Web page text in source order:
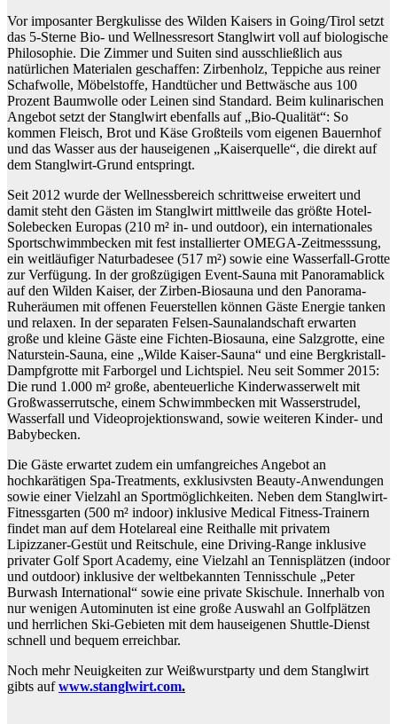
Vor imposanter Bergkulisse des Wilden Kaisers in Going/Tirol setzt
das 5-Sterne Bio- und Wellnessresort Stanglwirt voll auf biologische
Philosophie. Die Zimmer und Suiten sind ausschließlich aus
natürlichen Materialen geschaffen: Zirbenholz, Teppiche aus reiner
Schafwolle, Möbelstoffe, Handtücher und Bettwäsche aus 100
Prozent Baumwolle oder Leinen sind Standard. Beim kulinarischen
Angebot setzt der Stanglwirt ebenfalls auf „Bio-Qualität“: So
kommen Fleisch, Brot und Käse Großteils vom eigenen Bauernhof
und das Wasser aus der hauseigenen „Kaiserquelle“, die direkt auf
dem Stanglwirt-Grund entspringt.
Seit 2012 wurde der Wellnessbereich schrittweise erweitert und
damit steht den Gästen im Stanglwirt mittlweile das größte Hotel-
Solebecken Europas (210 m² in- und outdoor), ein internationales
Sportschwimmbecken mit fest installierter OMEGA-Zeitmesssung,
ein weitläufiger Naturbadesee (517 m²) sowie eine Wasserfall-Grotte
zur Verfügung. In der großzügigen Event-Sauna mit Panoramablick
auf den Wilden Kaiser, der Zirben-Biosauna und den Panorama-
Ruheräumen mit offenen Feuerstellen können Gäste Energie tanken
und relaxen. In der separaten Felsen-Saunalandschaft erwarten
große und kleine Gäste eine Fichten-Biosauna, eine Salzgrotte, eine
Naturstein-Sauna, eine „Wilde Kaiser-Sauna“ und eine Bergkristall-
Dampfgrotte mit Farborgel und Lichtspiel. Neu seit Sommer 2015:
Die rund 1.000 m² große, abenteuerliche Kinderwasserwelt mit
Großwasserrutsche, einem Schwimmbecken mit Wasserstrudel,
Wasserfall und Videoprojektionswand, sowie weiteren Kinder- und
Babybecken.
Die Gäste erwartet zudem ein umfangreiches Angebot an
hochkarätigen Spa-Treatments, exklusivsten Beauty-Anwendungen
sowie einer Vielzahl an Sportmöglichkeiten. Neben dem Stanglwirt-
Fitnessgarten (500 m² indoor) inklusive Medical Fitness-Trainern
findet man auf dem Hotelareal eine Reithalle mit privatem
Lipizzaner-Gestüt und Reitschule, eine Driving-Range inklusive
privater Golf Sport Academy, eine Vielzahl an Tennisplätzen (indoor
und outdoor) inklusive der weltbekannten Tennisschule „Peter
Burwash International“ sowie eine private Skischule. Innerhalb von
nur wenigen Autominuten ist eine große Auswahl an Golfplätzen
und herrlichen Ski-Gebieten mit dem hauseigenen Shuttle-Dienst
schnell und bequem erreichbar.
Noch mehr Neuigkeiten zur Weißwurstparty und dem Stanglwirt
gibts aufwww.stanglwirt.com.